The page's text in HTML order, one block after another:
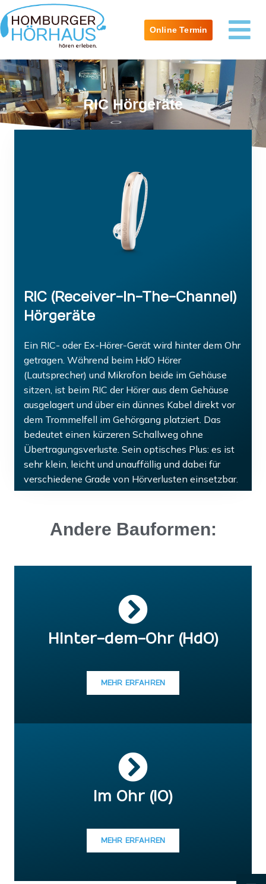
Online Termin
RIC Hörgeräte
RIC (Receiver-In-The-Channel)
Hörgeräte
Ein RIC- oder Ex-Hörer-Gerät wird hinter dem Ohr
getragen. Während beim HdO Hörer
(Lautsprecher) und Mikrofon beide im Gehäuse
sitzen, ist beim RIC der Hörer aus dem Gehäuse
ausgelagert und über ein dünnes Kabel direkt vor
dem Trommelfell im Gehörgang platziert. Das
bedeutet einen kürzeren Schallweg ohne
Übertragungsverluste. Sein optisches Plus: es ist
sehr klein, leicht und unauffällig und dabei für
verschiedene Grade von Hörverlusten einsetzbar.
Andere Bauformen:
Hinter-dem-Ohr (HdO)
MEHR ERFAHREN
Im Ohr (IO)
MEHR ERFAHREN